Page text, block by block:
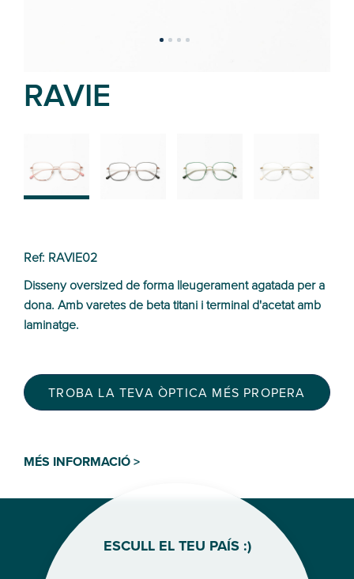
RAVIE
Ref: RAVIE02
Disseny oversized de forma lleugerament agatada per a
dona. Amb varetes de beta titani i terminal d'acetat amb
laminatge.
TROBA LA TEVA ÒPTICA MÉS PROPERA
MÉS INFORMACIÓ >
ESCULL EL TEU PAÍS :)